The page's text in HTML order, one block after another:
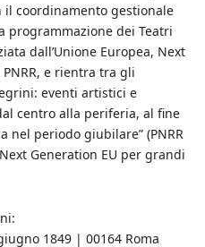
il coordinamento gestionale
programmazione dei Teatri
dall’Unione Europea, Next
e rientra tra gli
eventi artistici e
centro alla periferia, al fine
periodo giubilare” (PNRR
Generation EU per grandi
1849 | 00164 Roma